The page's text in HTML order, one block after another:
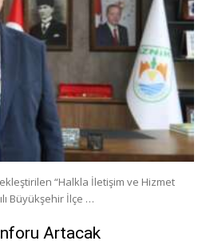
“Halkla İletişim ve Hizmet
Büyükşehir İlçe …
Artacak